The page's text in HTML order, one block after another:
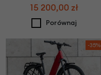
15 200,00 zł
Porównaj
-35%